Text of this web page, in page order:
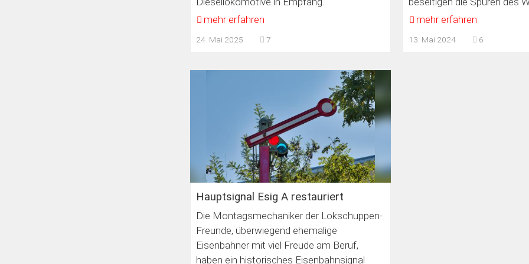
mehr erfahren
24. Mai 2025 7
Hauptsignal Esig A restauriert
Die Montagsmechaniker der Lokschuppen-
Freunde, überwiegend ehemalige
Eisenbahner mit viel Freude am Beruf,
haben ein historisches Eisenbahnsignal
mehr erfahren
13. Mai 2024 6